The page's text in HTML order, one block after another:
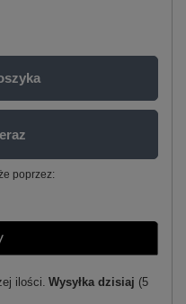
poprzez:
ilości Wysyłka dzisiaj (5